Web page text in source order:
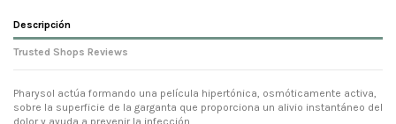
Descripción
Trusted Shops Reviews
Pharysol actúa formando una película hipertónica, osmóticamente activa,
sobre la superficie de la garganta que proporciona un alivio instantáneo del
dolor y ayuda a prevenir la infección.